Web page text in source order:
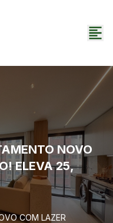
NOVO
ELEVA 25,
COM LAZER